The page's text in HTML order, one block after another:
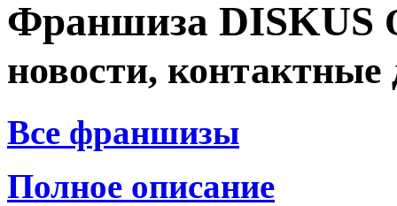
Франшиза DISKUS
новости,
Все франшизы
Полное описание